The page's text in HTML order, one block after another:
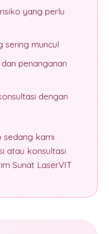
yang perlu
sering muncul
penanganan
dengan
sedang kami
atau konsultasi
Sunat LaserVIT